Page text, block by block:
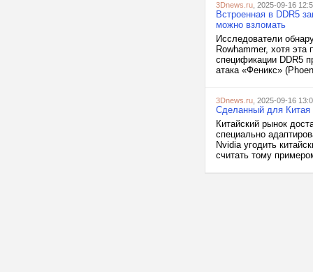
3Dnews.ru , 2025-09-16
Встроенная в DDR5
можно взломать
Исследователи
Rowhammer, хотя
спецификации DDR5
атака «Феникс»
3Dnews.ru , 2025-09-16
Сделанный для Китая
Китайский рынок
специально
Nvidia угодить
считать тому